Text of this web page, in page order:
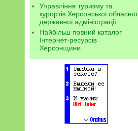
Управління туризму та
курортів Херсонської обласної
державної адміністрації
Найбільш повний каталог
Інтернет-ресурсів
Херсонщини